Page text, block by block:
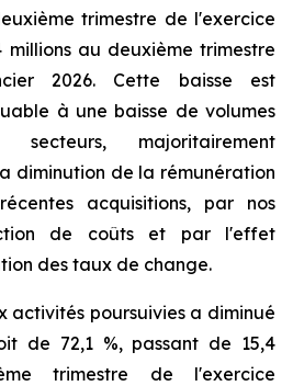
trimestre de l'exercice
millions au deuxième trimestre
2026. Cette baisse est
à une baisse de volumes
majoritairement
diminution de la rémunération
acquisitions, par nos
de coûts et par l'effet
des taux de change.
activités poursuivies a diminué
de 72,1 %, passant de 15,4
trimestre de l'exercice